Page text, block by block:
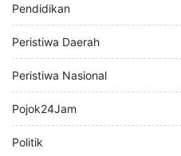
Pendidikan
Peristiwa Daerah
Peristiwa Nasional
Pojok24Jam
Politik